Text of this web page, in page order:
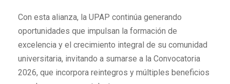
Con esta alianza, la UPAP continúa generando
oportunidades que impulsan la formación de
excelencia y el crecimiento integral de su comunidad
universitaria, invitando a sumarse a la Convocatoria
2026, que incorpora reintegros y múltiples beneficios